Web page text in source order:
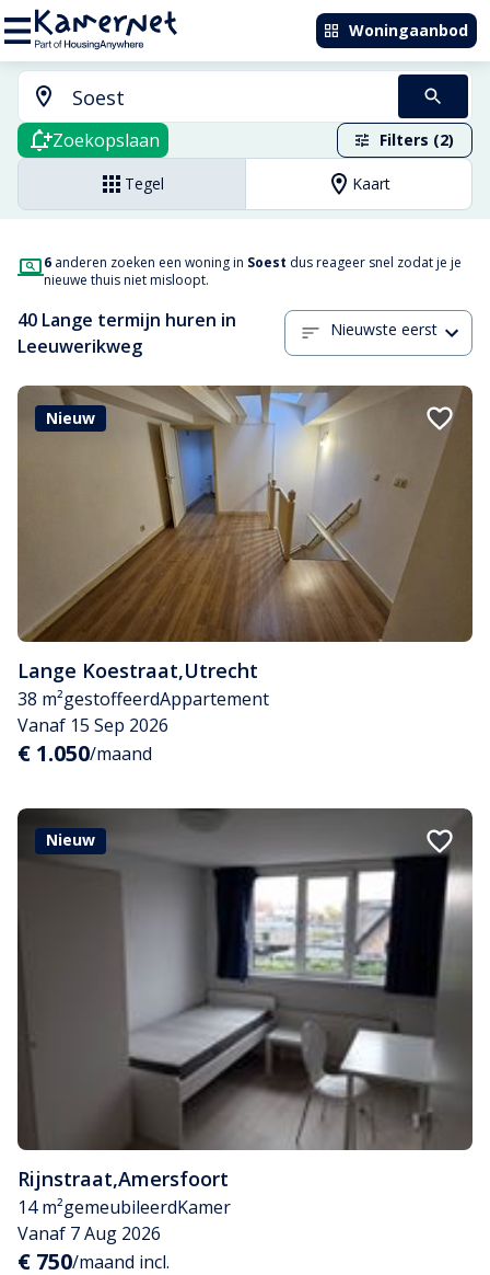
Woningaanbod
Zoekopslaan Filters (2)
Tegel Kaart
6 anderen zoeken een woning in Soest dus reageer snel zodat je je
nieuwe thuis niet misloopt.
40 Lange termijn huren in
Leeuwerikweg
Nieuwste eerst
Nieuw
Lange Koestraat,Utrecht
38 m²gestoffeerdAppartement
Vanaf 15 Sep 2026
€ 1.050/maand
Nieuw
Rijnstraat,Amersfoort
14 m²gemeubileerdKamer
Vanaf 7 Aug 2026
€ 750/maand incl.